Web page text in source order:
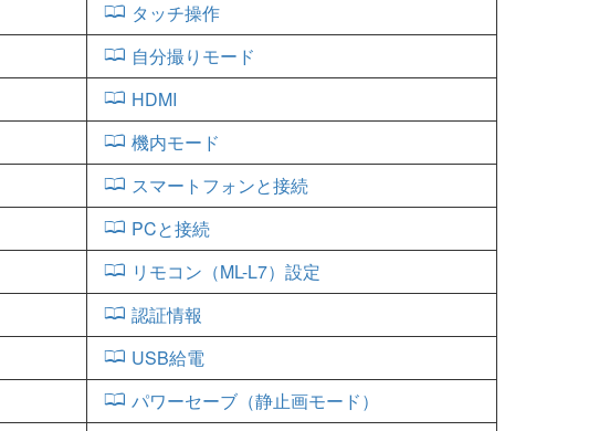
タッチ操作
自分撮りモード
HDMI
機内モード
スマートフォンと接続
PCと接続
リモコン（ML-L7）設定
認証情報
USB給電
パワーセーブ（静止画モード）